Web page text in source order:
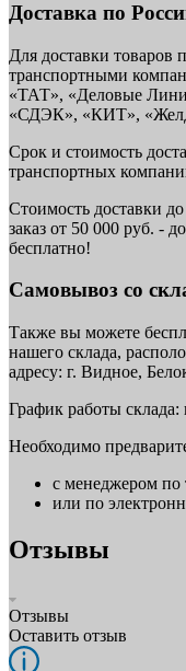
Доставка по
Для доставки товаров
транспортными
«ТАТ», «Деловые
«СДЭК», «КИТ»,
Срок и стоимость
транспортных
Стоимость доставки
заказ от 50 000 руб. -
бесплатно!
Самовывоз со
Также вы можете
нашего склада,
адресу: г. Видное,
График работы
Необходимо
с менеджером по
или по
Отзывы
Отзывы
Оставить отзыв